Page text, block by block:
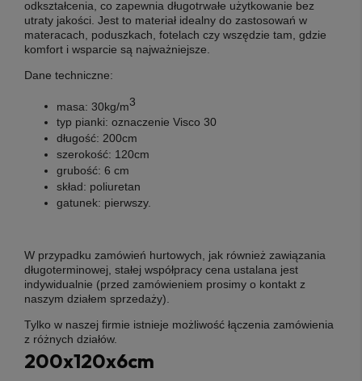
odkształcenia, co zapewnia długotrwałe użytkowanie bez
utraty jakości. Jest to materiał idealny do zastosowań w
materacach, poduszkach, fotelach czy wszędzie tam, gdzie
komfort i wsparcie są najważniejsze.
Dane techniczne:
masa: 30kg/m3
typ pianki: oznaczenie Visco 30
długość: 200cm
szerokość: 120cm
grubość: 6 cm
skład: poliuretan
gatunek: pierwszy.
W przypadku zamówień hurtowych, jak również zawiązania
długoterminowej, stałej współpracy cena ustalana jest
indywidualnie (przed zamówieniem prosimy o kontakt z
naszym działem sprzedaży).
Tylko w naszej firmie istnieje możliwość łączenia zamówienia
z różnych działów.
200x120x6cm